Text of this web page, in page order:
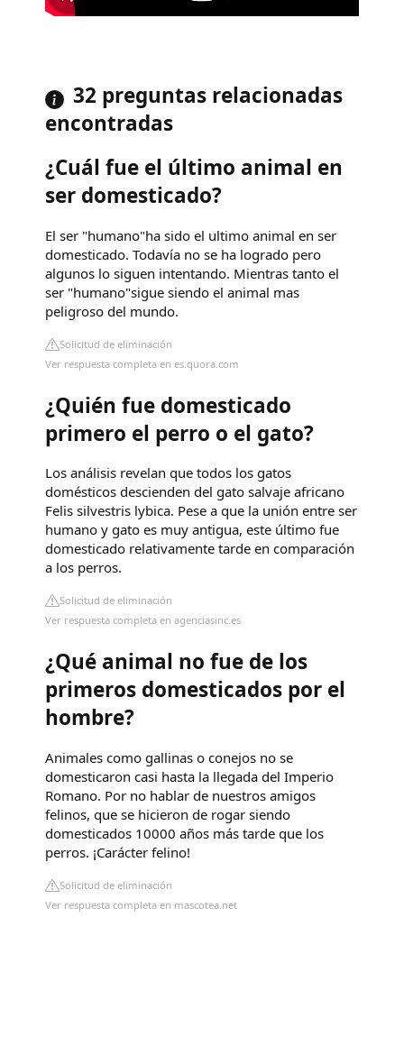
32 preguntas relacionadas
encontradas
¿Cuál fue el último animal en
ser domesticado?
El ser "humano"ha sido el ultimo animal en ser
domesticado. Todavía no se ha logrado pero
algunos lo siguen intentando. Mientras tanto el
ser "humano"sigue siendo el animal mas
peligroso del mundo.
Solicitud de eliminación
Ver respuesta completa en es.quora.com
¿Quién fue domesticado
primero el perro o el gato?
Los análisis revelan que todos los gatos
domésticos descienden del gato salvaje africano
Felis silvestris lybica. Pese a que la unión entre ser
humano y gato es muy antigua, este último fue
domesticado relativamente tarde en comparación
a los perros.
Solicitud de eliminación
Ver respuesta completa en agenciasinc.es
¿Qué animal no fue de los
primeros domesticados por el
hombre?
Animales como gallinas o conejos no se
domesticaron casi hasta la llegada del Imperio
Romano. Por no hablar de nuestros amigos
felinos, que se hicieron de rogar siendo
domesticados 10000 años más tarde que los
perros. ¡Carácter felino!
Solicitud de eliminación
Ver respuesta completa en mascotea.net